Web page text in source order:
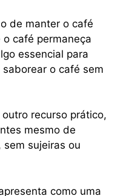
de manter o café
café permaneça
essencial para
o café sem
recurso prático,
mesmo de
sujeiras ou
como uma